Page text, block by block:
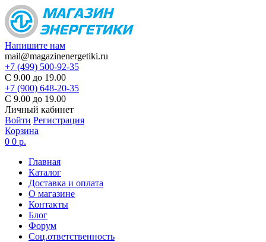
Напишите нам
mail@magazinenergetiki.ru
+7 (499) 500-92-35
С 9.00 до 19.00
+7 (900) 648-20-35
С 9.00 до 19.00
Личный кабинет
Войти Регистрация
Корзина
0 0 р.
Главная
Каталог
Доставка и оплата
О магазине
Контакты
Блог
Форум
Соц.ответственность